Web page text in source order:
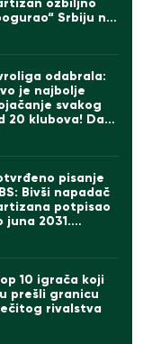
ozbiljno
Srbiju na
odabrala:
je najbolje
svakog
20 klubova! Da li
pisanje
Bivši napadač
potpisao
juna 2031.
10 igrača koji
prešli granicu
rivalstva